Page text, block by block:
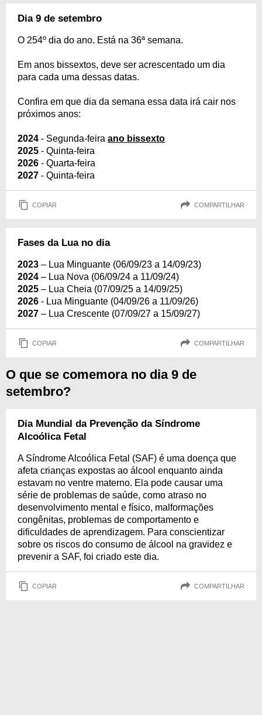
Dia 9 de setembro
O 254º dia do ano. Está na 36ª semana.
Em anos bissextos, deve ser acrescentado um dia
para cada uma dessas datas.
Confira em que dia da semana essa data irá cair nos
próximos anos:
2024 - Segunda-feira ano bissexto
2025 - Quinta-feira
2026 - Quarta-feira
2027 - Quinta-feira
COPIAR COMPARTILHAR
Fases da Lua no dia
2023 – Lua Minguante (06/09/23 a 14/09/23)
2024 – Lua Nova (06/09/24 a 11/09/24)
2025 – Lua Cheia (07/09/25 a 14/09/25)
2026 - Lua Minguante (04/09/26 a 11/09/26)
2027 – Lua Crescente (07/09/27 a 15/09/27)
COPIAR COMPARTILHAR
O que se comemora no dia 9 de
setembro?
Dia Mundial da Prevenção da Síndrome
Alcoólica Fetal
A Síndrome Alcoólica Fetal (SAF) é uma doença que
afeta crianças expostas ao álcool enquanto ainda
estavam no ventre materno. Ela pode causar uma
série de problemas de saúde, como atraso no
desenvolvimento mental e físico, malformações
congênitas, problemas de comportamento e
dificuldades de aprendizagem. Para conscientizar
sobre os riscos do consumo de álcool na gravidez e
prevenir a SAF, foi criado este dia.
COPIAR COMPARTILHAR